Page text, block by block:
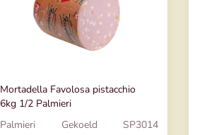
Mortadella Favolosa pistacchio
6kg 1/2 Palmieri
Palmieri
Gekoeld SP3014